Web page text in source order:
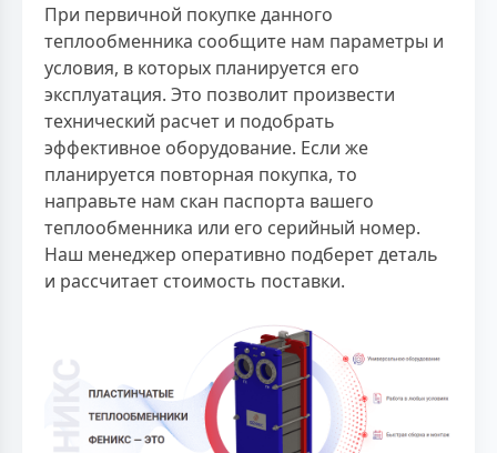
При первичной покупке данного
теплообменника сообщите нам параметры и
условия, в которых планируется его
эксплуатация. Это позволит произвести
технический расчет и подобрать
эффективное оборудование. Если же
планируется повторная покупка, то
направьте нам скан паспорта вашего
теплообменника или его серийный номер.
Наш менеджер оперативно подберет деталь
и рассчитает стоимость поставки.